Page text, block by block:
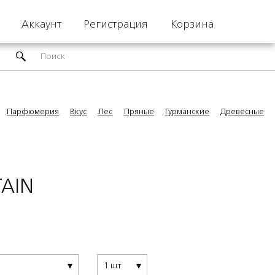
Аккаунт Регистрация Корзина
Парфюмерия Вкус Лес Пряные Гурманские Древесные
1 шт